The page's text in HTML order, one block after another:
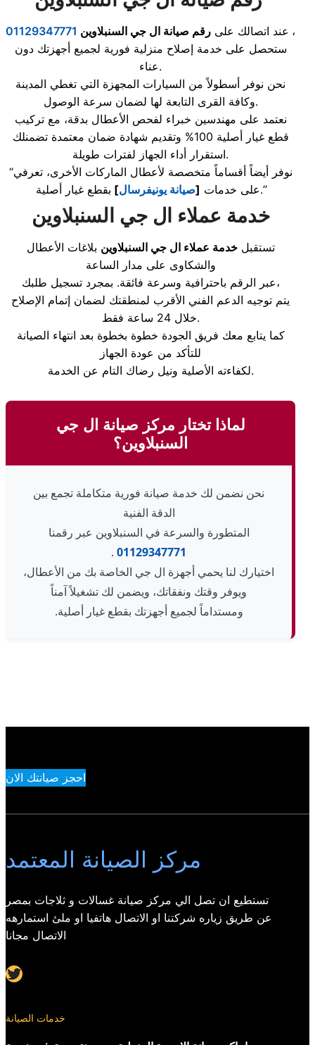
عند اتصالك على رقم صيانة ال جي السنبلاوين 01129347771
،
ستحصل على خدمة إصلاح منزلية فورية لجميع أجهزتك دون
عناء.
نحن نوفر أسطولاً من السيارات المجهزة التي تغطي المدينة
وكافة القرى التابعة لها لضمان سرعة الوصول.
نعتمد على مهندسين خبراء لفحص الأعطال بدقة، مع تركيب
قطع غيار أصلية 100% وتقديم شهادة ضمان معتمدة تضمنلك
استقرار أداء الجهاز لفترات طويلة.
“نوفر أيضاً أقساماً متخصصة لأعطال الماركات الأخرى، تعرفي
على خدمات [صيانة يونيفرسال] بقطع غيار أصلية.”
خدمة عملاء ال جي السنبلاوين
تستقبلخدمة عملاء ال جي السنبلاوين بلاغات الأعطال
والشكاوى على مدار الساعة
عبر الرقم باحترافية وسرعة فائقة. بمجرد تسجيل طلبك،
يتم توجيه الدعم الفني الأقرب لمنطقتك لضمان إتمام الإصلاح
خلال 24 ساعة فقط.
كما يتابع معك فريق الجودة خطوة بخطوة بعد انتهاء الصيانة
للتأكد من عودة الجهاز
لكفاءته الأصلية ونيل رضاك التام عن الخدمة.
لماذا تختار مركز صيانة ال جي
السنبلاوين؟
نحن نضمن لك خدمة صيانة فورية متكاملة تجمع بين
الدقة الفنية
المتطورة والسرعة في السنبلاوين عبر رقمنا
01129347771
.
اختيارك لنا يحمي أجهزة ال جي الخاصة بك من الأعطال،
ويوفر وقتك ونفقاتك، ويضمن لك تشغيلاً آمناً
ومستداماً لجميع أجهزتك بقطع غيار أصلية.
احجز صيانتك الان
مركز الصيانة المعتمد
تستطيع ان تصل الي مركز صيانة غسالات و ثلاجات بمصر
عن طريق زياره شركتنا او الاتصال هاتفيا او ملئ استمارهه
الاتصال مجانا
Twitter
خدمات الصيانة